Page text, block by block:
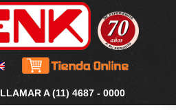
LLAMAR A (11) 4687 - 0000